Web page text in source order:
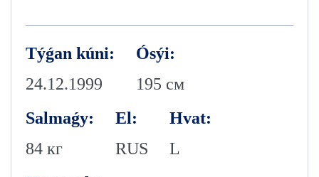
Týǵan kúni:
24.12.1999
Ósýi:
195 см
Salmaǵy:
84 кг
El:
RUS
Hvat:
L